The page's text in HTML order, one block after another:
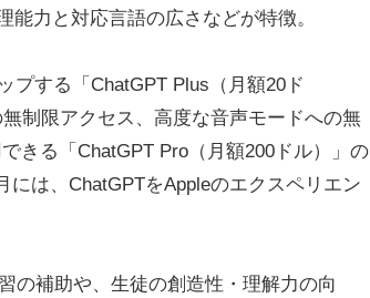
力と対応言語の広さなどが特徴。
する「ChatGPT Plus（月額20ド
制限アクセス、高度な音声モードへの無
きる「ChatGPT Pro（月額200ドル）」の
には、ChatGPTをAppleのエクスペリエン
の補助や、生徒の創造性・理解力の向